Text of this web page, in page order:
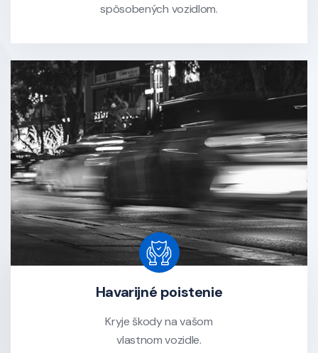
spôsobených vozidlom.
Havarijné poistenie
Kryje škody na vašom
vlastnom vozidle.